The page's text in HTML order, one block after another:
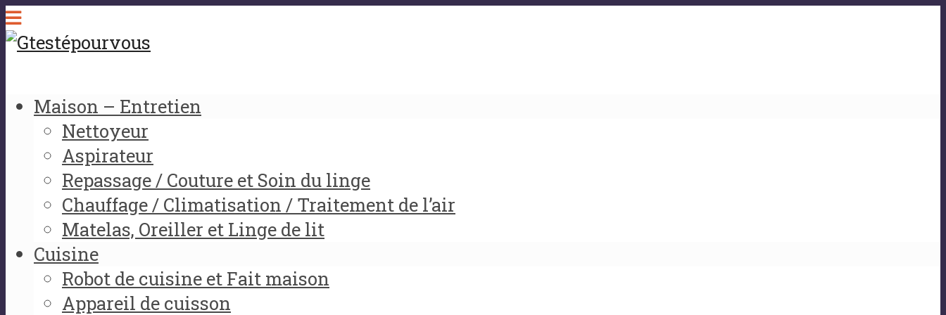
Maison – Entretien
Nettoyeur
Aspirateur
Repassage / Couture et Soin du linge
Chauffage / Climatisation / Traitement de l’air
Matelas, Oreiller et Linge de lit
Cuisine
Robot de cuisine et Fait maison
Appareil de cuisson